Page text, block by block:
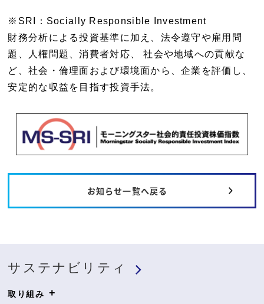
※SRI：Socially Responsible Investment
財務分析による投資基準に加え、法令遵守や雇用問
題、人権問題、消費者対応、 社会や地域への貢献な
ど、社会・倫理面および環境面から、企業を評価し、
安定的な収益を目指す投資手法。
お知らせ一覧へ戻る
サステナビリティ
取り組み +